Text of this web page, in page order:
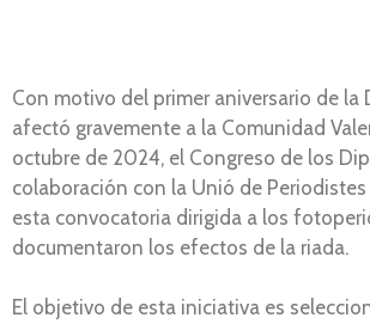
Con motivo del primer aniversario de la
afectó gravemente a la Comunidad
octubre de 2024, el Congreso de los
colaboración con la Unió de
esta convocatoria dirigida a los
documentaron los efectos de la riada.
El objetivo de esta iniciativa es